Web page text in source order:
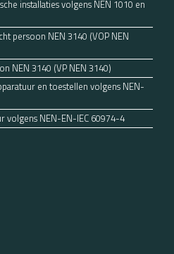
installaties volgens NEN 1010 en
persoon NEN 3140 (VOP NEN
NEN 3140 (VP NEN 3140)
en toestellen volgens NEN-
volgens NEN-EN-IEC 60974-4